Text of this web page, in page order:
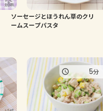
ソーセージとほうれん草のクリ
ームスープパスタ
5分